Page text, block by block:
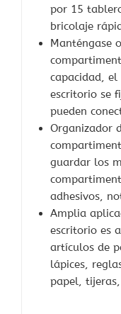
por 15
bricolaje
Manténgase
capacidad,
escritorio se
pueden
Organizador
guardar los
adhesivos,
Amplia
escritorio es
artículos de
lápices,
papel,